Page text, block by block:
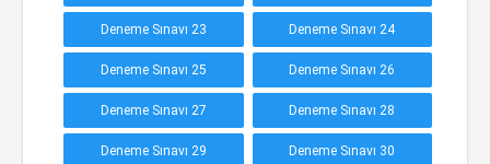
Deneme Sınavı 23 Deneme Sınavı 24
Deneme Sınavı 25 Deneme Sınavı 26
Deneme Sınavı 27 Deneme Sınavı 28
Deneme Sınavı 29 Deneme Sınavı 30